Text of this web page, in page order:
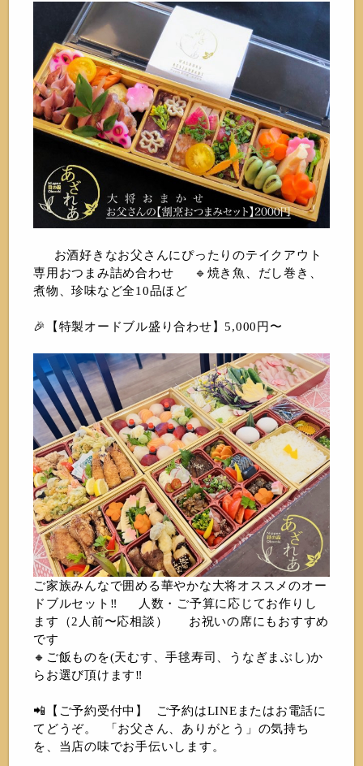
お酒好きなお父さんにぴったりのテイクアウト
専用おつまみ詰め合わせ 🔹焼き魚、だし巻き、
煮物、珍味など全10品ほど
🎉【特製オードブル盛り合わせ】5,000円〜
ご家族みんなで囲める華やかな大将オススメのオー
ドブルセット‼️ 人数・ご予算に応じてお作りし
ます（2人前〜応相談） お祝いの席にもおすすめ
です
🔸ご飯ものを(天むす、手毬寿司、うなぎまぶし)か
らお選び頂けます‼️
📲【ご予約受付中】 ご予約はLINEまたはお電話に
てどうぞ。 「お父さん、ありがとう」の気持ち
を、当店の味でお手伝いします。